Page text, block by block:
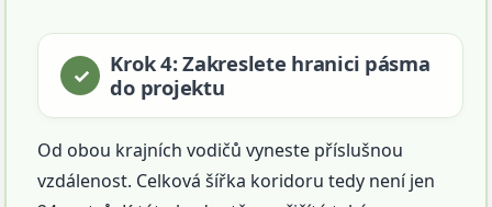
Krok 4: Zakreslete hranici pásma
do projektu
Od obou krajních vodičů vyneste příslušnou
vzdálenost. Celková šířka koridoru tedy není jen